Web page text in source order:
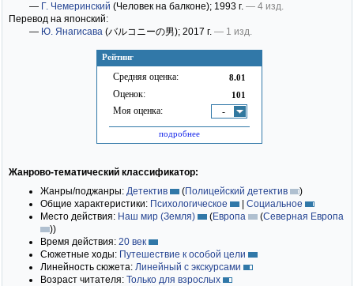
Рейтинг
Средняя оценка: 8.01
Оценок: 101
Моя оценка: -
подробнее
— Г. Чемеринский (Человек на балконе); 1993 г. — 4 изд.
Перевод на японский:
— Ю. Янагисава (バルコニーの男); 2017 г. — 1 изд.
Жанрово-тематический классификатор:
Жанры/поджанры: Детектив (Полицейский детектив
)
Общие характеристики: Психологическое | Социальное
Место действия: Наш мир (Земля) (Европа (Северная Европа
))
Время действия: 20 век
Сюжетные ходы: Путешествие к особой цели
Линейность сюжета: Линейный с экскурсами
Возраст читателя: Только для взрослых